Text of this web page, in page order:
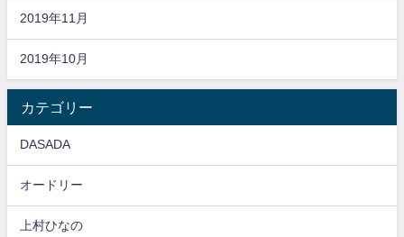
2019年11月
2019年10月
カテゴリー
DASADA
オードリー
上村ひなの